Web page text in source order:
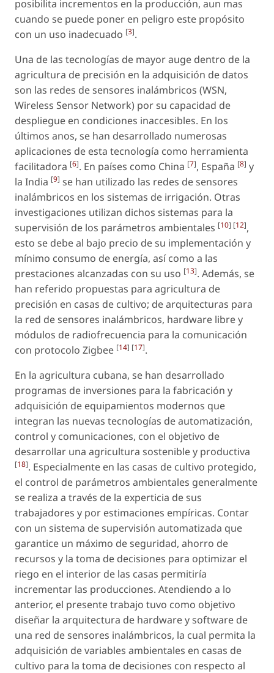
posibilita incrementos en la producción, aun mas
cuando se puede poner en peligro este propósito
con un uso inadecuado [3].
Una de las tecnologías de mayor auge dentro de la
agricultura de precisión en la adquisición de datos
son las redes de sensores inalámbricos (WSN,
Wireless Sensor Network) por su capacidad de
despliegue en condiciones inaccesibles. En los
últimos anos, se han desarrollado numerosas
aplicaciones de esta tecnología como herramienta
facilitadora [6]. En países como China [7], España [8] y
la India [9] se han utilizado las redes de sensores
inalámbricos en los sistemas de irrigación. Otras
investigaciones utilizan dichos sistemas para la
supervisión de los parámetros ambientales [10] [12],
esto se debe al bajo precio de su implementación y
mínimo consumo de energía, así como a las
prestaciones alcanzadas con su uso [13]. Además, se
han referido propuestas para agricultura de
precisión en casas de cultivo; de arquitecturas para
la red de sensores inalámbricos, hardware libre y
módulos de radiofrecuencia para la comunicación
con protocolo Zigbee [14] [17].
En la agricultura cubana, se han desarrollado
programas de inversiones para la fabricación y
adquisición de equipamientos modernos que
integran las nuevas tecnologías de automatización,
control y comunicaciones, con el objetivo de
desarrollar una agricultura sostenible y productiva
[18]. Especialmente en las casas de cultivo protegido,
el control de parámetros ambientales generalmente
se realiza a través de la experticia de sus
trabajadores y por estimaciones empíricas. Contar
con un sistema de supervisión automatizada que
garantice un máximo de seguridad, ahorro de
recursos y la toma de decisiones para optimizar el
riego en el interior de las casas permitiría
incrementar las producciones. Atendiendo a lo
anterior, el presente trabajo tuvo como objetivo
diseñar la arquitectura de hardware y software de
una red de sensores inalámbricos, la cual permita la
adquisición de variables ambientales en casas de
cultivo para la toma de decisiones con respecto al